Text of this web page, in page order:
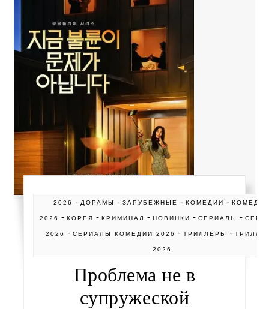
2026 - ДОРАМЫ -ЗАРУБЕЖНЫЕ -КОМЕДИИ -
2026 -КОРЕЯ -КРИМИНАЛ -НОВИНКИ -СЕРИАЛЫ -
2026 - СЕРИАЛЫ КОМЕДИИ 2026 - ТРИЛЛЕРЫ -
2026
Проблема не в
супружеской